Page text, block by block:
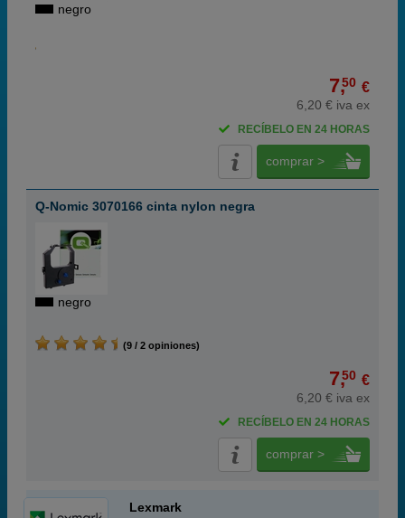
negro
7,50 €
6,20 € iva ex
RECÍBELO EN 24 HORAS
comprar >
Q-Nomic 3070166 cinta nylon negra
negro
(9 / 2 opiniones)
7,50 €
6,20 € iva ex
RECÍBELO EN 24 HORAS
comprar >
Lexmark